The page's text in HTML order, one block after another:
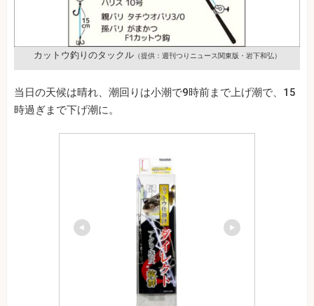
カットウ釣りのタックル（提供：週刊つりニュース関東版・岩下和弘）
当日の天候は晴れ、潮回りは小潮で9時前まで上げ潮で、15
時過ぎまで下げ潮に。